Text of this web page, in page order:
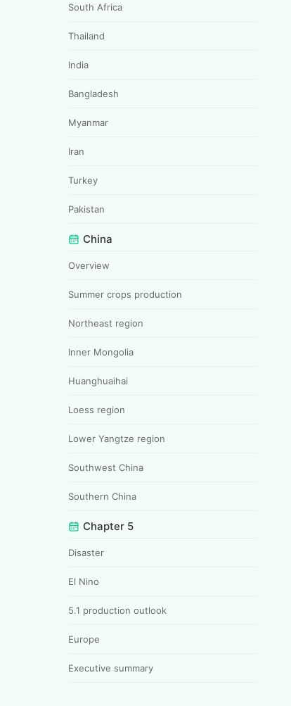
South Africa
Thailand
India
Bangladesh
Myanmar
Iran
Turkey
Pakistan
China
Overview
Summer crops production
Northeast region
Inner Mongolia
Huanghuaihai
Loess region
Lower Yangtze region
Southwest China
Southern China
Chapter 5
Disaster
El Nino
5.1 production outlook
Europe
Executive summary